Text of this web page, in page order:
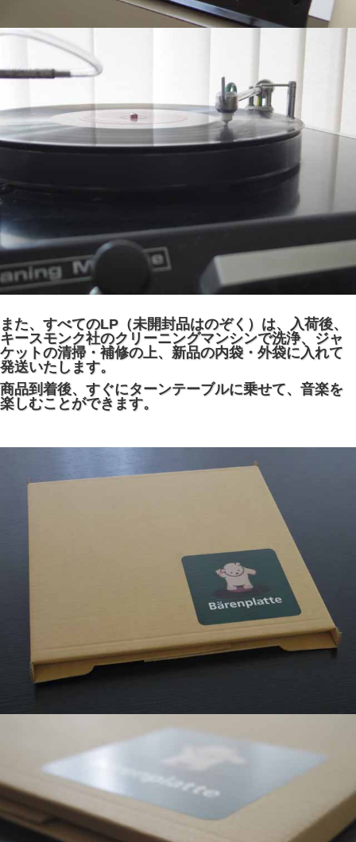
また、すべてのLP（未開封品はのぞく）は、入荷後、
キースモンク社のクリーニングマンシンで洗浄、ジャ
ケットの清掃・補修の上、新品の内袋・外袋に入れて
発送いたします。
商品到着後、すぐにターンテーブルに乗せて、音楽を
楽しむことができます。